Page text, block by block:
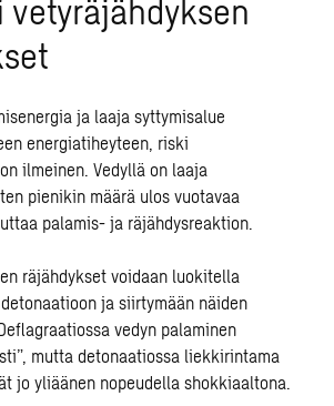
vetyräjähdyksen
ja laaja syttymisalue
energiatiheyteen, riski
ilmeinen. Vedyllä on laaja
pienikin määrä ulos vuotavaa
palamis- ja räjähdysreaktion.
räjähdykset voidaan luokitella
ja siirtymään näiden
vedyn palaminen
mutta detonaatiossa liekkirintama
jo yliäänen nopeudella shokkiaaltona.